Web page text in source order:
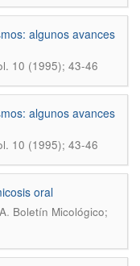
algunos avances
10 (1995); 43-46
algunos avances
10 (1995); 43-46
oral
. Boletín Micológico;